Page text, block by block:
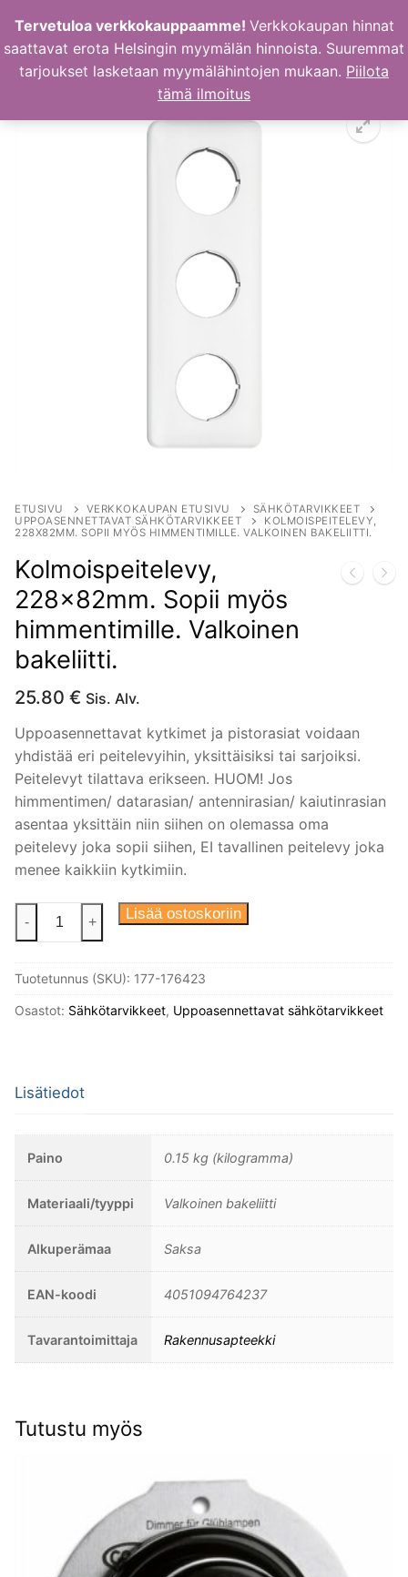
sisältöön
ETUSIVU VERKKOKAUPAN ETUSIVU
SÄHKÖTARVIKKEET
UPPOASENNETTAVAT SÄHKÖTARVIKKEET
KOLMOISPEITELEVY,
228X82MM. SOPII MYÖS HIMMENTIMILLE. VALKOINEN BAKELIITTI.
Kolmoispeitelevy,
228x82mm. Sopii myös
himmentimille. Valkoinen
bakeliitti.
25.80 € Sis. Alv.
Uppoasennettavat kytkimet ja pistorasiat voidaan
yhdistää eri peitelevyihin, yksittäisiksi tai sarjoiksi.
Peitelevyt tilattava erikseen. HUOM! Jos
himmentimen/ datarasian/ antennirasian/ kaiutinrasian
asentaa yksittäin niin siihen on olemassa oma
peitelevy joka sopii siihen, EI tavallinen peitelevy joka
menee kaikkiin kytkimiin.
Kolmoispeitelevy,
myös
himmentimille.
- + Lisää ostoskoriin
Tuotetunnus (SKU): 177-176423
Osastot: Sähkötarvikkeet, Uppoasennettavat sähkötarvikkeet
Lisätiedot
Paino 0.15 kg (kilogramma)
Materiaali/tyyppi Valkoinen bakeliitti
Alkuperämaa Saksa
EAN-koodi 4051094764237
Tavarantoimittaja Rakennusapteekki
Tutustu myös
Tervetuloa verkkokauppaamme! Verkkokaupan hinnat
saattavat erota Helsingin myymälän hinnoista. Suuremmat
tarjoukset lasketaan myymälähintojen mukaan. Piilota
tämä ilmoitus